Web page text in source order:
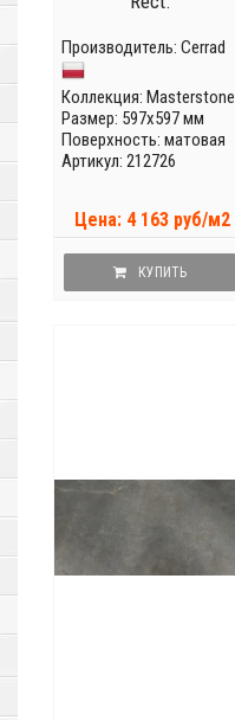
Производитель: Cerrad
Коллекция: Masterstone
Размер: 597x597 мм
Поверхность: матовая
Артикул: 212726
Цена: 4 163 руб/м2
КУПИТЬ